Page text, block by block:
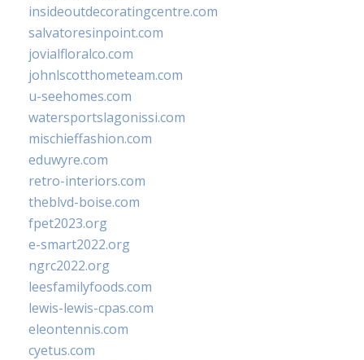
insideoutdecoratingcentre.com
salvatoresinpoint.com
jovialfloralco.com
johnlscotthometeam.com
u-seehomes.com
watersportslagonissi.com
mischieffashion.com
eduwyre.com
retro-interiors.com
theblvd-boise.com
fpet2023.org
e-smart2022.org
ngrc2022.org
leesfamilyfoods.com
lewis-lewis-cpas.com
eleontennis.com
cyetus.com